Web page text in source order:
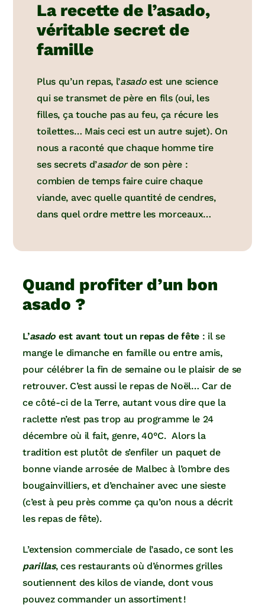
La recette de l’asado,
véritable secret de
famille
Plus qu’un repas, l’asadoest une science
qui se transmet de père en fils (oui, les
filles, ça touche pas au feu, ça récure les
toilettes… Mais ceci est un autre sujet). On
nous a raconté que chaque homme tire
ses secrets d’asadorde son père :
combien de temps faire cuire chaque
viande, avec quelle quantité de cendres,
dans quel ordre mettre les morceaux…
Quand profiter d’un bon
asado ?
L’asado est avant tout un repas de fête: il se
mange le dimanche en famille ou entre amis,
pour célébrer la fin de semaine ou le plaisir de se
retrouver. C’est aussi le repas de Noël… Car de
ce côté-ci de la Terre, autant vous dire que la
raclette n’est pas trop au programme le 24
décembre où il fait, genre, 40°C. Alors la
tradition est plutôt de s’enfiler un paquet de
bonne viande arrosée de Malbec à l’ombre des
bougainvilliers, et d’enchainer avec une sieste
(c’est à peu près comme ça qu’on nous a décrit
les repas de fête).
L’extension commerciale de l’asado, ce sont les
parillas, ces restaurants où d’énormes grilles
soutiennent des kilos de viande, dont vous
pouvez commander un assortiment !